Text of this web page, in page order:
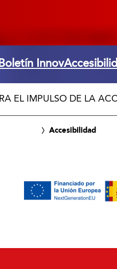
EL IMPULSO DE LA
Accesibilidad